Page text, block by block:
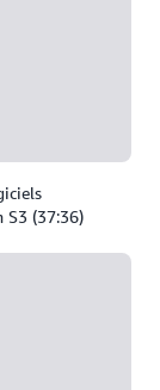
S3 (37:36)